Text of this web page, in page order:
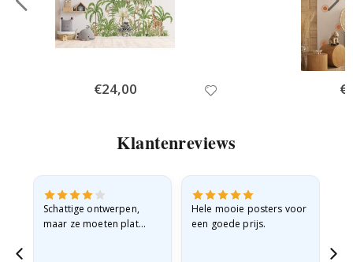
Special
Price
€24,00
Klantenreviews
Schattige ontwerpen,
maar ze moeten plat
Hele mooie posters voor
een goede prijs.